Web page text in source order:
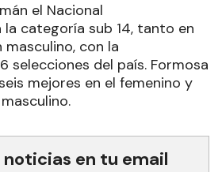
el Nacional
categoría sub 14, tanto en
con la
selecciones del país. Formosa
mejores en el femenino y
noticias en tu email